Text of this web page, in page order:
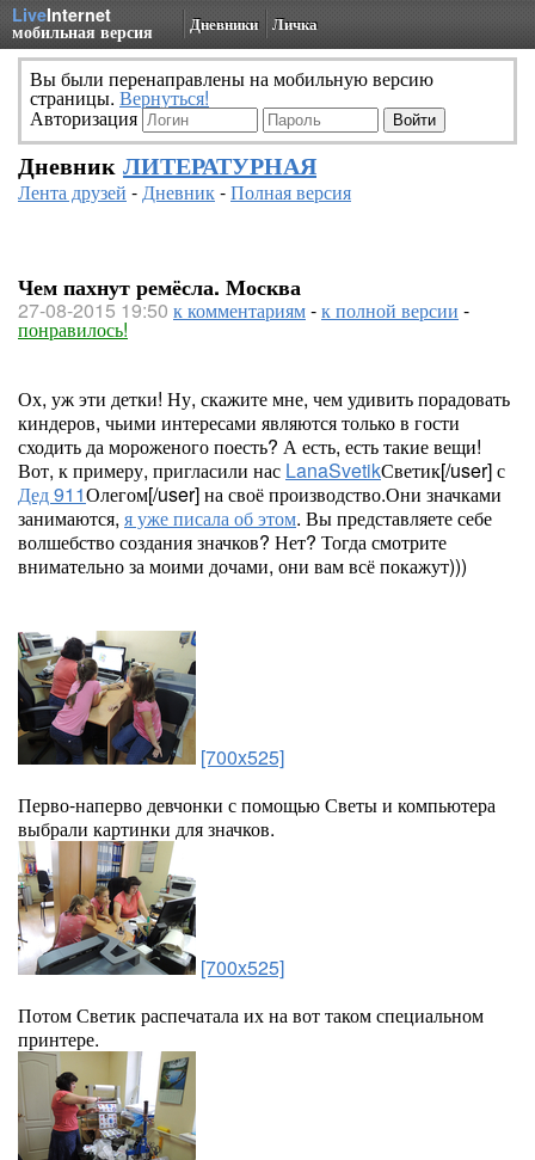
LiveInternet
мобильная версия Дневники Личка
Вы были перенаправлены на мобильную версию
страницы. Вернуться!
Авторизация
Дневник ЛИТЕРАТУРНАЯ
Лента друзей -Дневник-Полная версия
Чем пахнут ремёсла. Москва
27-08-2015 19:50 к комментариям-к полной версии -
понравилось!
Ох, уж эти детки! Ну, скажите мне, чем удивить порадовать
киндеров, чьими интересами являются только в гости
сходить да мороженого поесть? А есть, есть такие вещи!
Вот, к примеру, пригласили нас LanaSvetikСветик[/user] с
Дед 911Олегом[/user] на своё производство.Они значками
занимаются, я уже писала об этом. Вы представляете себе
волшебство создания значков? Нет? Тогда смотрите
внимательно за моими дочами, они вам всё покажут)))
[700x525]
Перво-наперво девчонки с помощью Светы и компьютера
выбрали картинки для значков.
[700x525]
Потом Светик распечатала их на вот таком специальном
принтере.